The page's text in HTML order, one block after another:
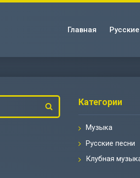
Главная
Категории
Музыка
Русские песни
Клубная